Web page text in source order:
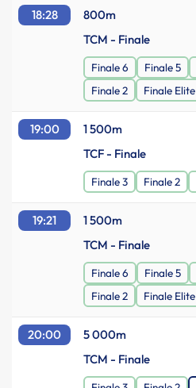
18:28 800m
TCM - Finale
Finale 6 Finale 5
Finale 2
Finale Elite
19:00 1 500m
TCF - Finale
Finale 3 Finale 2
19:21 1 500m
TCM - Finale
Finale 6 Finale 5
Finale 2
Finale Elite
20:00 5 000m
TCM - Finale